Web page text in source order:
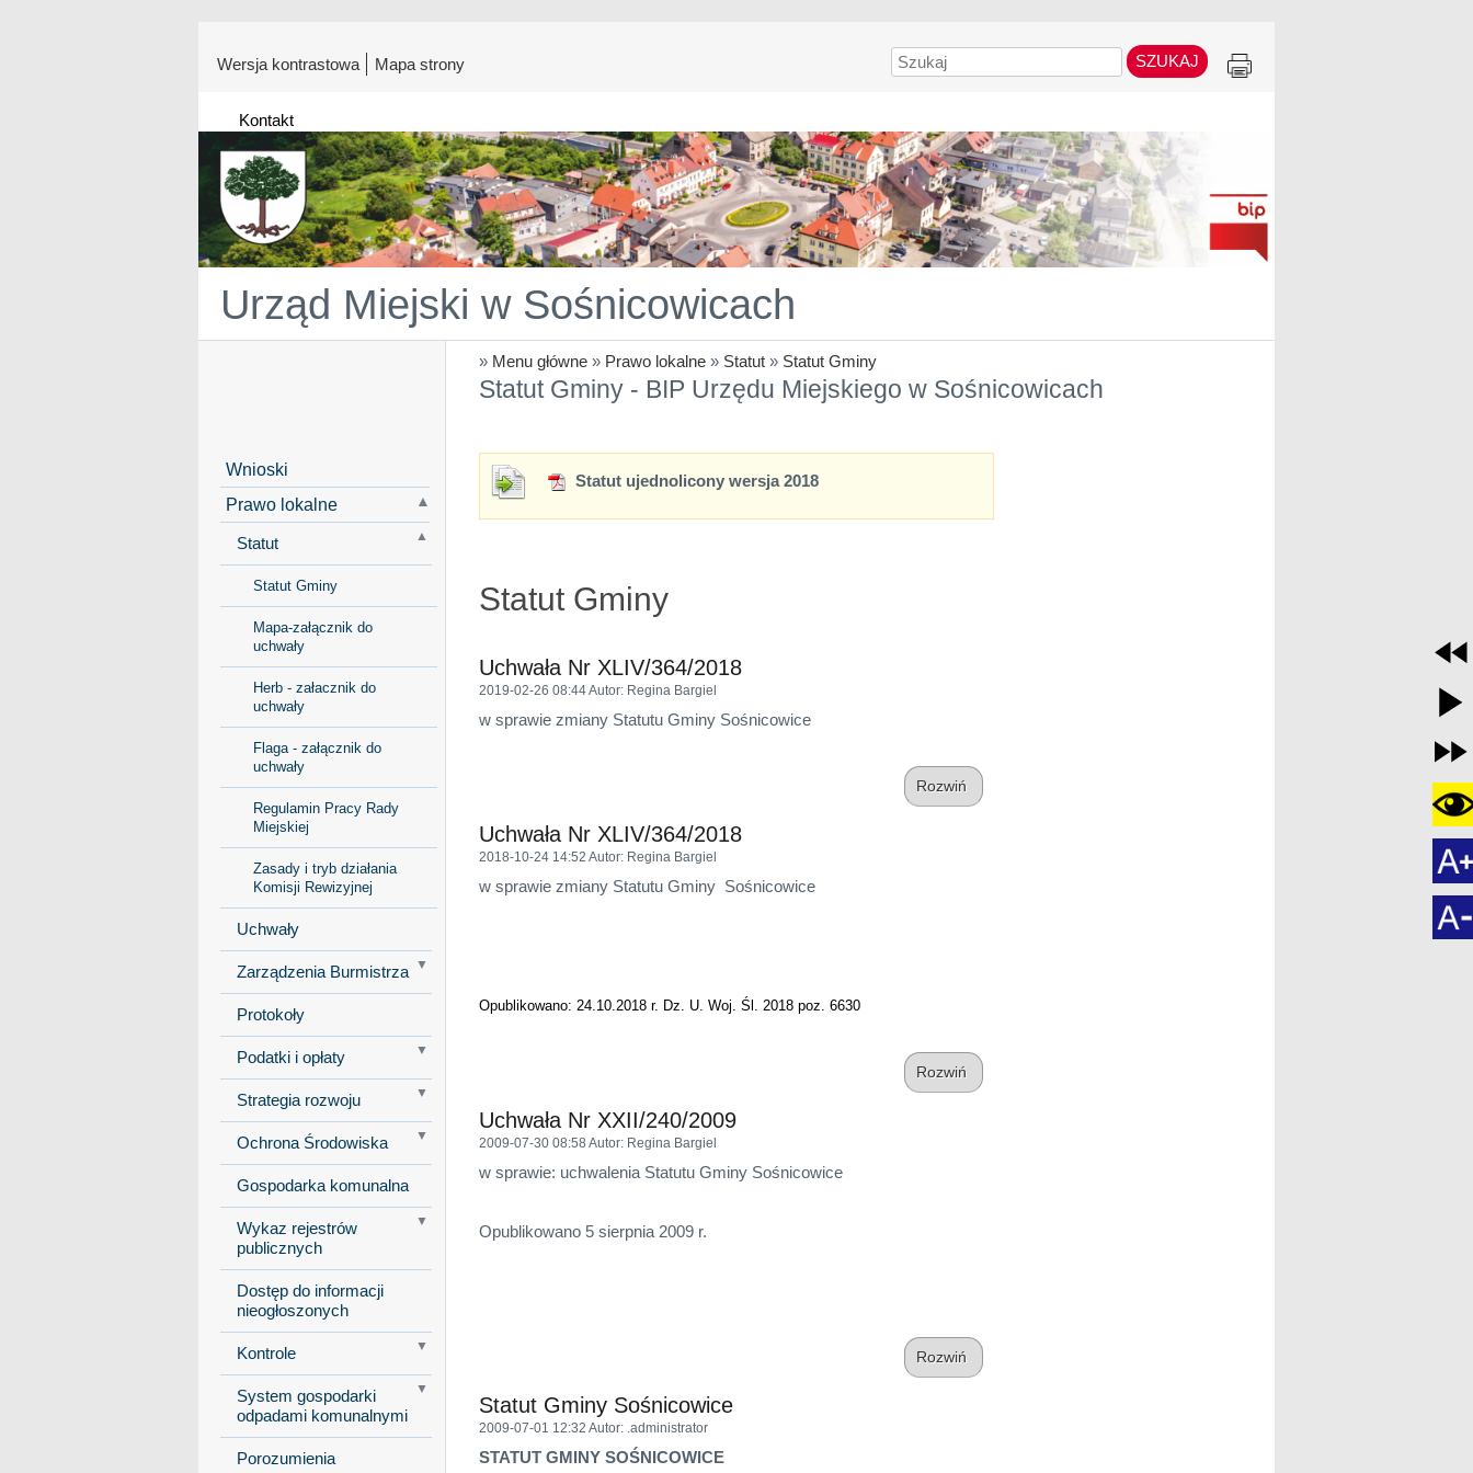
Wersja kontrastowa Mapa strony Szukaj
Kontakt
Urząd Miejski w Sośnicowicach
» Menu główne » Prawo lokalne » Statut » Statut Gminy
Statut Gminy - BIP Urzędu Miejskiego w Sośnicowicach
Wnioski
Prawo lokalne
Statut
Statut Gminy
Mapa-załącznik do
uchwały
Herb - załacznik do
uchwały
Flaga - załącznik do
uchwały
Regulamin Pracy Rady
Miejskiej
Zasady i tryb działania
Komisji Rewizyjnej
Uchwały
Zarządzenia Burmistrza
Protokoły
Podatki i opłaty
Strategia rozwoju
Ochrona Środowiska
Gospodarka komunalna
Wykaz rejestrów
publicznych
Dostęp do informacji
nieogłoszonych
Kontrole
System gospodarki
odpadami komunalnymi
Porozumienia
Statut ujednolicony wersja 2018
Statut Gminy
Uchwała Nr XLIV/364/2018
2019-02-26 08:44Autor: Regina Bargiel
w sprawie zmiany Statutu Gminy Sośnicowice
Rozwiń
Uchwała Nr XLIV/364/2018
2018-10-24 14:52 Autor: Regina Bargiel
w sprawie zmiany Statutu Gminy Sośnicowice
Opublikowano: 24.10.2018 r. Dz. U. Woj. Śl. 2018 poz. 6630
Rozwiń
Uchwała Nr XXII/240/2009
2009-07-30 08:58 Autor: Regina Bargiel
w sprawie: uchwalenia Statutu Gminy Sośnicowice
Opublikowano 5 sierpnia 2009 r.
Rozwiń
Statut Gminy Sośnicowice
2009-07-01 12:32 Autor: .administrator
STATUT GMINY SOŚNICOWICE